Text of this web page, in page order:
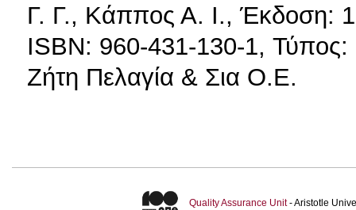
Γ. Γ., Κάππος Α. Ι., Έκδοση:
ISBN: 960-431-130-1, Τύπος:
Ζήτη Πελαγία & Σια Ο.Ε.
Quality Assurance Unit- Aristotle